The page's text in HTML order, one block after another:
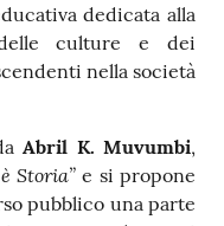
dedicata alla
culture e dei
nella società
Abril K. Muvumbi,
Storia” e si propone
pubblico una parte